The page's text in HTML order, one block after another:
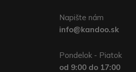
Napište nám
info@kandoo.sk
Pondelok - Piatok
od 9:00 do 17:00